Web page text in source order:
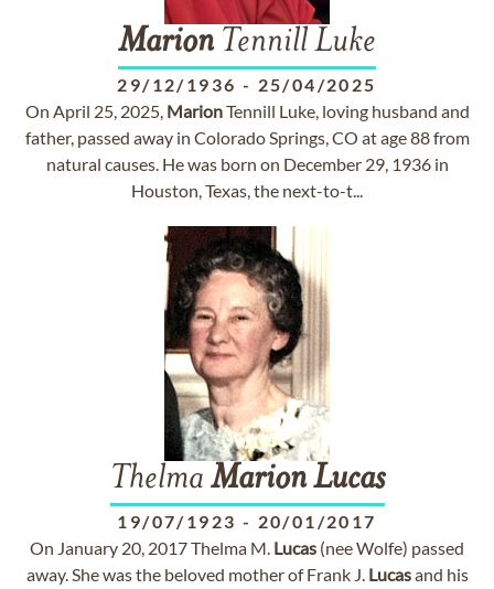
Marion Tennill Luke
29/12/1936 - 25/04/2025
On April 25, 2025, MarionTennill Luke, loving husband and
father, passed away in Colorado Springs, CO at age 88 from
natural causes. He was born on December 29, 1936 in
Houston, Texas, the next-to-t...
Thelma Marion Lucas
19/07/1923 - 20/01/2017
On January 20, 2017 Thelma M. Lucas (nee Wolfe) passed
away. She was the beloved mother of Frank J. Lucasand his